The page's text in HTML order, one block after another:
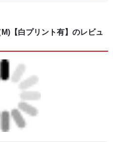
【白プリント有】のレビュ